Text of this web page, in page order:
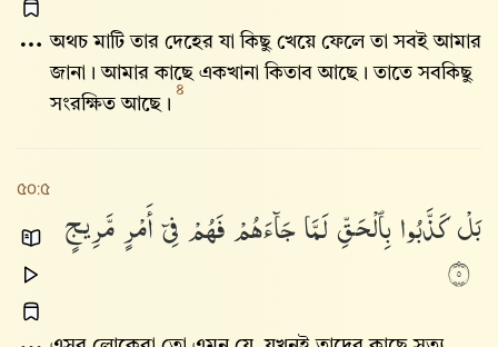
অথচ মাটি তার দেহের যা কিছু খেয়ে ফেলে তা সবই আমার
জানা। আমার কাছে একখানা কিতাব আছে। তাতে সবকিছু
সংরক্ষিত আছে।
৪
৫০:৫
بَلْكَذَّبُوا۟بِٱلْحَقِّلَمَّاجَآءَهُمْفَهُمْفِىٓأَمْرٍمَّرِيجٍ
٥